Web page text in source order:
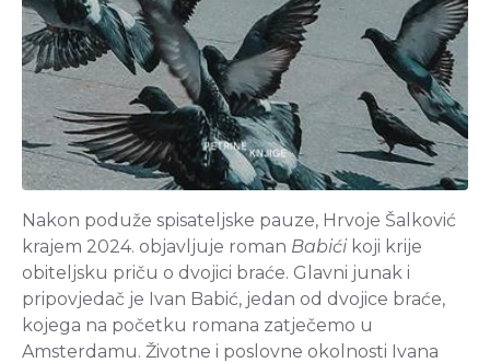
Nakon poduže spisateljske pauze, Hrvoje Šalković
krajem 2024. objavljuje roman Babićikoji krije
obiteljsku priču o dvojici braće. Glavni junak i
pripovjedač je Ivan Babić, jedan od dvojice braće,
kojega na početku romana zatječemo u
Amsterdamu. Životne i poslovne okolnosti Ivana